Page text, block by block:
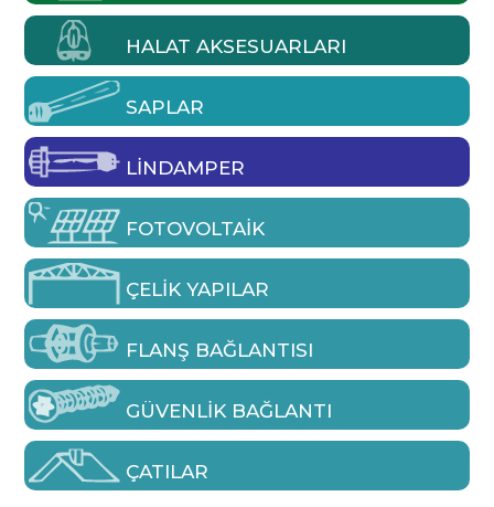
HALAT AKSESUARLARI
SAPLAR
LINDAMPER
FOTOVOLTAIK
ÇELIK YAPILAR
FLANŞ BAĞLANTISI
GÜVENLIK BAĞLANTI
ÇATILAR